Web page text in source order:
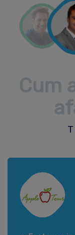
Cum